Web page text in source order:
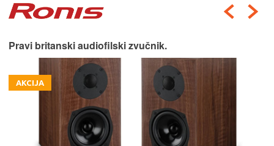
Pravi britanski audiofilski zvučnik.
AKCIJA